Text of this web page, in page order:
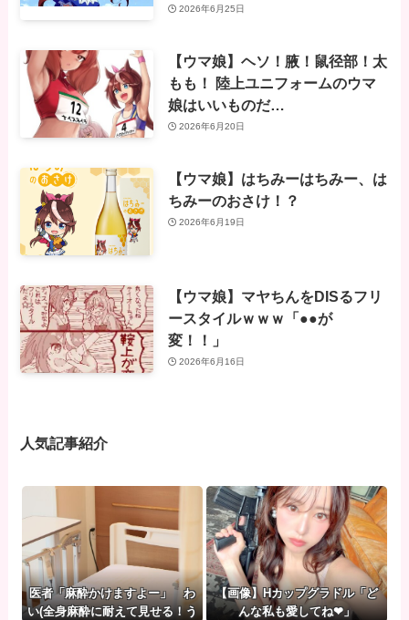
2026年6月25日
【ウマ娘】ヘソ！腋！鼠径部！太
もも！ 陸上ユニフォームのウマ
娘はいいものだ…
2026年6月20日
【ウマ娘】はちみーはちみー、は
ちみーのおさけ！？
2026年6月19日
【ウマ娘】マヤちんをDISるフリ
ースタイルｗｗｗ「●●が
変！！」
2026年6月16日
人気記事紹介
医者「麻酔かけますよー」 わ
い(全身麻酔に耐えて見せる！う
【画像】Hカップグラドル「ど
んな私も愛してね❤」